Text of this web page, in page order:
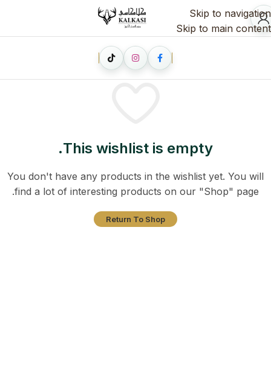
Skip to navigation
Skip to main content
This wishlist is empty.
You don't have any products in the wishlist yet. You will
find a lot of interesting products on our "Shop" page.
Return To Shop